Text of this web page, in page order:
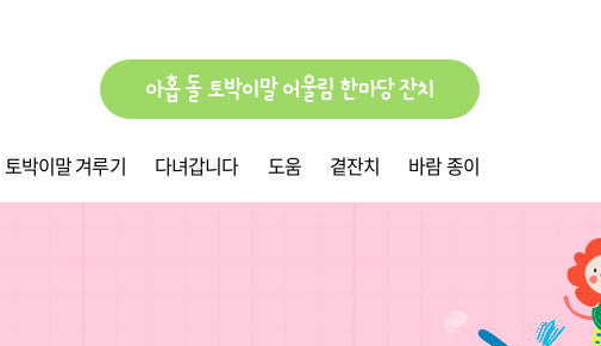
아홉 돌 토박이말 어울림 한마당 잔치
토박이말 겨루기 다녀갑니다 도움 곁잔치 바람 종이